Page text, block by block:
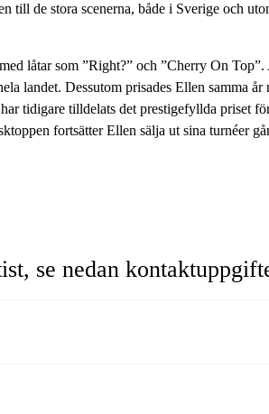
till de stora scenerna, både i Sverige och
låtar som ”Right?” och ”Cherry On
landet. Dessutom prisades Ellen samma år
tidigare tilldelats det prestigefyllda priset
fortsätter Ellen sälja ut sina turnéer
se nedan